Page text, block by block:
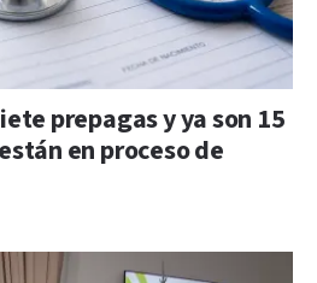
prepagas y ya son 15
en proceso de